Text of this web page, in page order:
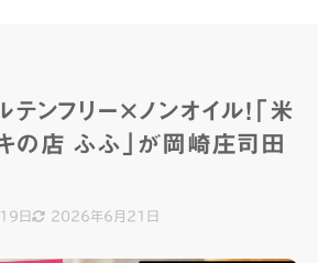
テンフリー×ノンオイル！「米
の店 ふふ」が岡崎庄司田
日 2026年6月21日